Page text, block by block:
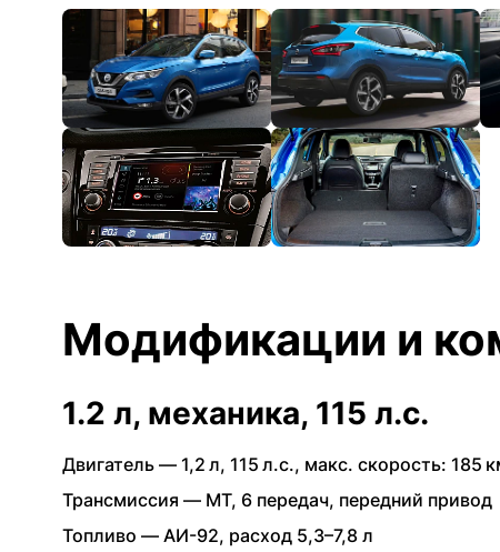
Модификации и
1.2 л, механика, 115 л.с.
Двигатель — 1,2 л, 115 л.с., макс. скорость: 185
Трансмиссия — MT, 6 передач, передний привод
Топливо — АИ-92, расход 5,3–7,8 л